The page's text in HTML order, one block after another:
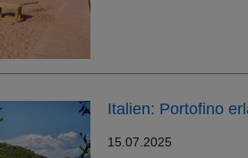
Italien: Portofino
15.07.2025